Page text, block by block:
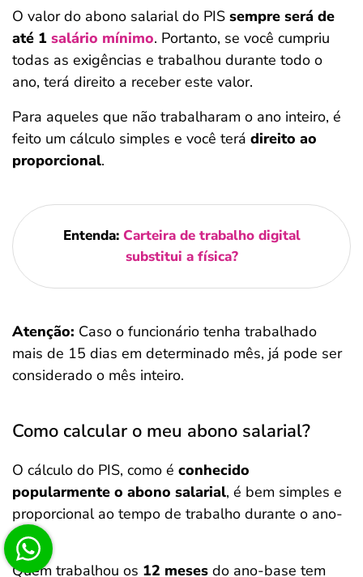
O valor do abono salarial do PIS sempre será de
até 1 salário mínimo. Portanto, se você cumpriu
todas as exigências e trabalhou durante todo o
ano, terá direito a receber este valor.
Para aqueles que não trabalharam o ano inteiro, é
feito um cálculo simples e você terá direito ao
proporcional.
Entenda: Carteira de trabalho digital
substitui a física?
Atenção: Caso o funcionário tenha trabalhado
mais de 15 dias em determinado mês, já pode ser
considerado o mês inteiro.
Como calcular o meu abono salarial?
O cálculo do PIS, como é conhecido
popularmente o abono salarial, é bem simples e
proporcional ao tempo de trabalho durante o ano-
base.
Quem trabalhou os 12 meses do ano-base tem